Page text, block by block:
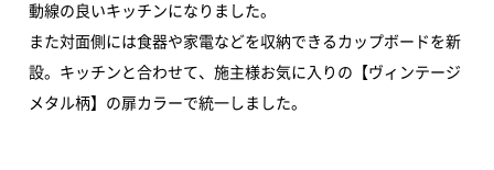
動線の良いキッチンになりました。
また対面側には食器や家電などを収納できるカップボードを新
設。キッチンと合わせて、施主様お気に入りの【ヴィンテージ
メタル柄】の扉カラーで統一しました。